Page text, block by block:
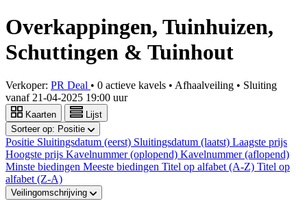
Overkappingen, Tuinhuizen,
Schuttingen & Tuinhout
Verkoper: PR Deal • 0 actieve kavels • Afhaalveiling • Sluiting
vanaf 21-04-2025 19:00 uur
Kaarten
Lijst
Sorteer op: Positie
Positie Sluitingsdatum (eerst) Sluitingsdatum (laatst) Laagste prijs
Hoogste prijs Kavelnummer (oplopend) Kavelnummer (aflopend)
Minste biedingen Meeste biedingen Titel op alfabet (A-Z) Titel op
alfabet (Z-A)
Veilingomschrijving